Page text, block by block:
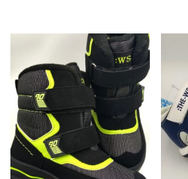
variants.
The
options
may
be
chosen
on
the
product